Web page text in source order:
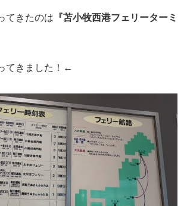
てきたのは 『苫小牧西港フェリーターミ
てきました！←